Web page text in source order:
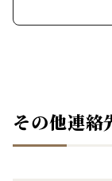
その他連絡